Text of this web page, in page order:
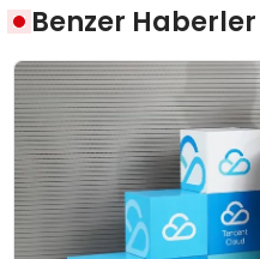
Benzer Haberler